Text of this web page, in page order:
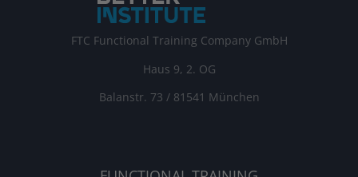
FTC Functional Training Company GmbH
Haus 9, 2. OG
Balanstr. 73 / 81541 München